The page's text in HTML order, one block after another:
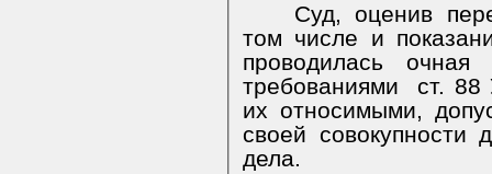
Суд, оценив
том числе и
проводилась очная
требованиями
ст.
их относимыми,
своей совокупности
дела.